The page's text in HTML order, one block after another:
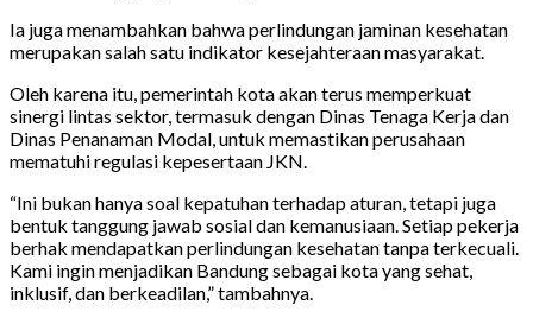
Ia juga menambahkan bahwa perlindungan jaminan kesehatan
merupakan salah satu indikator kesejahteraan masyarakat.
Oleh karena itu, pemerintah kota akan terus memperkuat
sinergi lintas sektor, termasuk dengan Dinas Tenaga Kerja dan
Dinas Penanaman Modal, untuk memastikan perusahaan
mematuhi regulasi kepesertaan JKN.
“Ini bukan hanya soal kepatuhan terhadap aturan, tetapi juga
bentuk tanggung jawab sosial dan kemanusiaan. Setiap pekerja
berhak mendapatkan perlindungan kesehatan tanpa terkecuali.
Kami ingin menjadikan Bandung sebagai kota yang sehat,
inklusif, dan berkeadilan,” tambahnya.